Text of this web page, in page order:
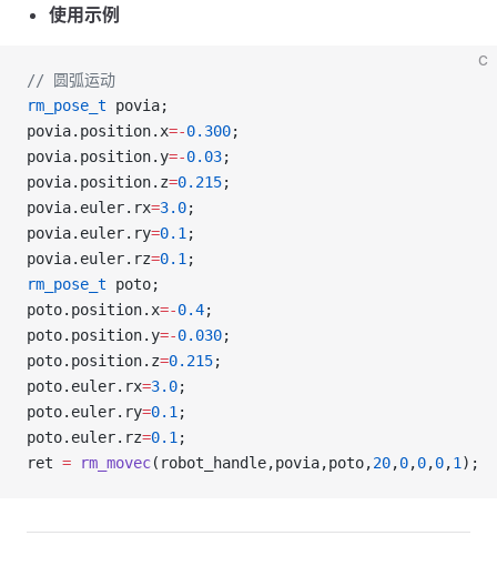
使用示例
C
// 圆弧运动
rm_pose_t
povia.position.x=-0.300
povia.position.y=-0.03
povia.position.z=0.215
povia.euler.rx=3.0
povia.euler.ry=0.1
povia.euler.rz=0.1
rm_pose_t
poto.position.x=-0.4
poto.position.y=-0.030
poto.position.z=0.215
poto.euler.rx=3.0;
poto.euler.ry=0.1 ;
poto.euler.rz=0.1
ret = rm_movec(robot_handle,povia,poto,20,0,0,0,1 );